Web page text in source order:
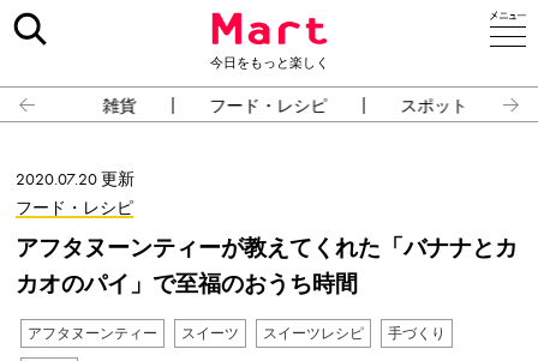
今日をもっと楽しく
雑貨 フード・レシピ スポット
2020.07.20 更新
フード・レシピ
アフタヌーンティーが教えてくれた「バナナとカ
カオのパイ」で至福のおうち時間
アフタヌーンティー スイーツ スイーツレシピ 手づくり